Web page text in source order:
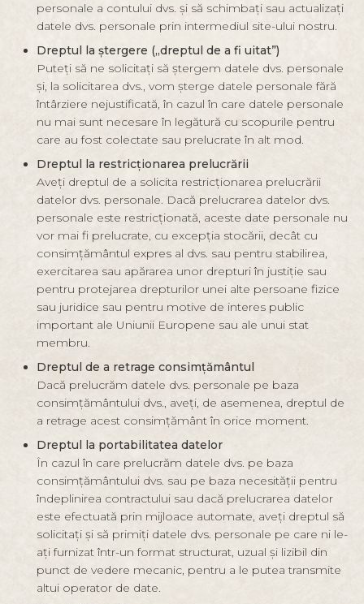
personale a contului dvs. și să schimbați sau actualizați
datele dvs. personale prin intermediul site-ului nostru.
Dreptul la ștergere („dreptul de a fi uitat”)
Puteți să ne solicitați să ștergem datele dvs. personale
și, la solicitarea dvs., vom șterge datele personale fără
întârziere nejustificată, în cazul în care datele personale
nu mai sunt necesare în legătură cu scopurile pentru
care au fost colectate sau prelucrate în alt mod.
Dreptul la restricționarea prelucrării
Aveți dreptul de a solicita restricționarea prelucrării
datelor dvs. personale. Dacă prelucrarea datelor dvs.
personale este restricționată, aceste date personale nu
vor mai fi prelucrate, cu excepția stocării, decât cu
consimțământul expres al dvs. sau pentru stabilirea,
exercitarea sau apărarea unor drepturi în justiție sau
pentru protejarea drepturilor unei alte persoane fizice
sau juridice sau pentru motive de interes public
important ale Uniunii Europene sau ale unui stat
membru.
Dreptul de a retrage consimțământul
Dacă prelucrăm datele dvs. personale pe baza
consimțământului dvs., aveți, de asemenea, dreptul de
a retrage acest consimțământ în orice moment.
Dreptul la portabilitatea datelor
În cazul în care prelucrăm datele dvs. pe baza
consimțământului dvs. sau pe baza necesității pentru
îndeplinirea contractului sau dacă prelucrarea datelor
este efectuată prin mijloace automate, aveți dreptul să
solicitați și să primiți datele dvs. personale pe care ni le-
ați furnizat într-un format structurat, uzual și lizibil din
punct de vedere mecanic, pentru a le putea transmite
altui operator de date.